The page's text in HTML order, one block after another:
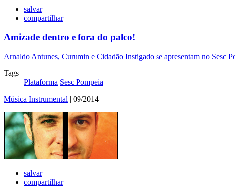
salvar
compartilhar
Amizade dentro e fora do palco!
Arnaldo Antunes, Curumin e Cidadão Instigado se apresentam no Sesc
Tags
Plataforma Sesc Pompeia
Música Instrumental | 09/2014
salvar
compartilhar